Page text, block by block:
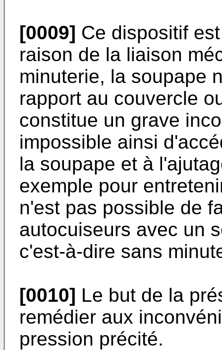
[0009] Ce dispositif
raison de la liaison
minuterie, la soupape
rapport au couvercle
constitue un grave
impossible ainsi
la soupape et à
exemple pour
n'est pas possible de
autocuiseurs avec un
c'est-à-dire sans
[0010] Le but de la
remédier aux
pression précité.